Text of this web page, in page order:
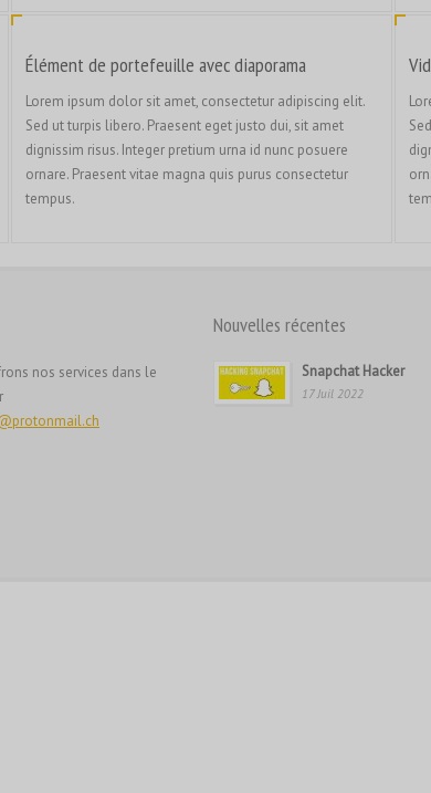
Élément de portefeuille avec diaporama
Lorem ipsum dolor sit amet, consectetur adipiscing elit.
Sed ut turpis libero. Praesent eget justo dui, sit amet
dignissim risus. Integer pretium urna id nunc posuere
ornare. Praesent vitae magna quis purus consectetur
tempus.
nos services dans le
Nouvelles récentes
Snapchat Hacker
17 Juil 2022